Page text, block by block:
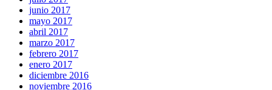
junio 2017
mayo 2017
abril 2017
marzo 2017
febrero 2017
enero 2017
diciembre 2016
noviembre 2016